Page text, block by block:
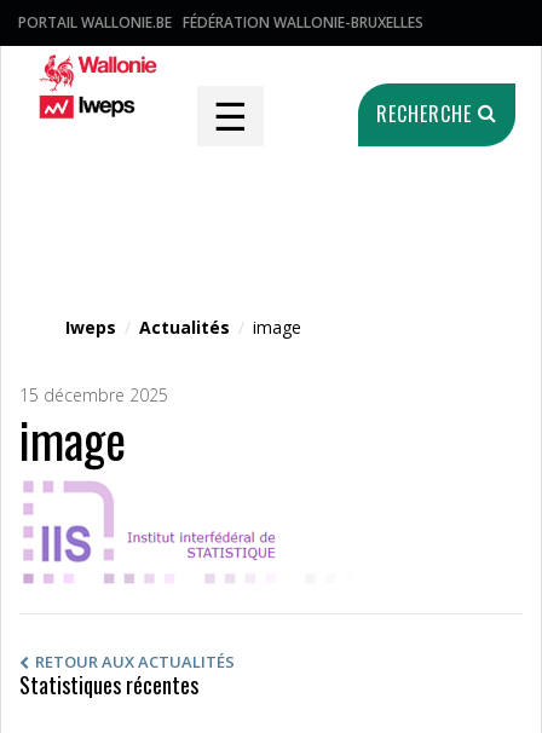
PORTAIL WALLONIE.BE FÉDÉRATION WALLONIE-BRUXELLES
☰ RECHERCHE
Iweps / Actualités / image
15 décembre 2025
image
RETOUR AUX ACTUALITÉS
Statistiques récentes